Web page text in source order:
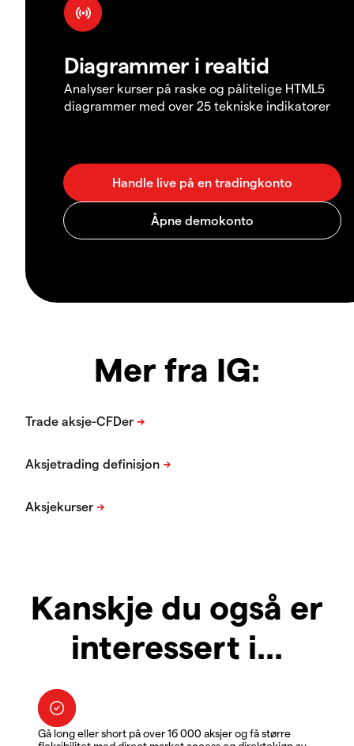
Diagrammer i realtid
Analyser kurser på raske og pålitelige HTML5
diagrammer med over 25 tekniske indikatorer
Mer fra IG:
Kanskje du også er
interessert i...
Gå long eller short på over 16 000 aksjer og få større